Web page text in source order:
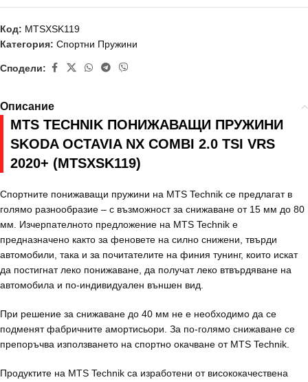
Код: MTSXSK119
Категория: Спортни Пружини
Сподели:
Описание
MTS TECHNIK ПОНИЖАВАЩИ ПРУЖИНИ
SKODA OCTAVIA NX COMBI 2.0 TSI VRS
2020+ (MTSXSK119)
Спортните понижаващи пружини на MTS Technik се предлагат в
голямо разнообразие – с възможност за снижаване от 15 мм до 80
мм. Изчерпателното предложение на MTS Technik е
предназначено както за феновете на силно снижени, твърди
автомобили, така и за почитателите на финия тунинг, които искат
да постигнат леко понижаване, да получат леко втвърдяване на
автомобила и по-индивидуален външен вид.
При решение за снижаване до 40 мм не е необходимо да се
подменят фабричните амортисьори. За по-голямо снижаване се
препоръчва използването на спортно окачване от MTS Technik.
Продуктите на MTS Technik са изработени от висококачествена